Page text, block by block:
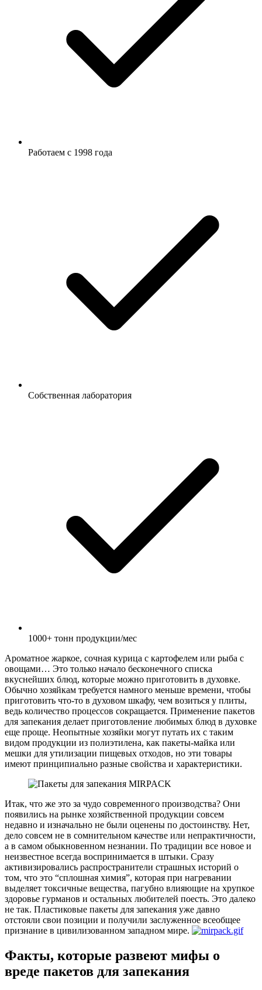
Работаем с 1998 года
Собственная лаборатория
1000+ тонн продукции/мес
Ароматное жаркое, сочная курица с картофелем или рыба с
овощами… Это только начало бесконечного списка
вкуснейших блюд, которые можно приготовить в духовке.
Обычно хозяйкам требуется намного меньше времени, чтобы
приготовить что-то в духовом шкафу, чем возиться у плиты,
ведь количество процессов сокращается. Применение пакетов
для запекания делает приготовление любимых блюд в духовке
еще проще. Неопытные хозяйки могут путать их с таким
видом продукции из полиэтилена, как пакеты-майка или
мешки для утилизации пищевых отходов, но эти товары
имеют принципиально разные свойства и характеристики.
Итак, что же это за чудо современного производства? Они
появились на рынке хозяйственной продукции совсем
недавно и изначально не были оценены по достоинству. Нет,
дело совсем не в сомнительном качестве или непрактичности,
а в самом обыкновенном незнании. По традиции все новое и
неизвестное всегда воспринимается в штыки. Сразу
активизировались распространители страшных историй о
том, что это “сплошная химия”, которая при нагревании
выделяет токсичные вещества, пагубно влияющие на хрупкое
здоровье гурманов и остальных любителей поесть. Это далеко
не так. Пластиковые пакеты для запекания уже давно
отстояли свои позиции и получили заслуженное всеобщее
признание в цивилизованном западном мире.
Факты, которые развеют мифы о
вреде пакетов для запекания